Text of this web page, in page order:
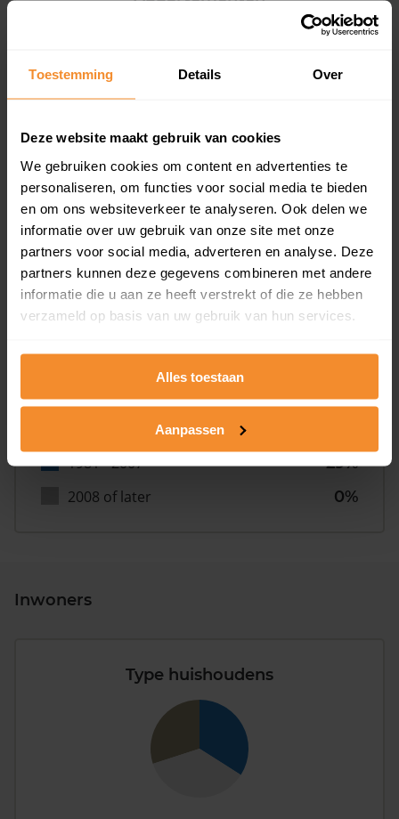
Toestemming Details Over
Deze website maakt gebruik van cookies
We gebruiken cookies om content en advertenties te
personaliseren, om functies voor social media te bieden
en om ons websiteverkeer te analyseren. Ook delen we
informatie over uw gebruik van onze site met onze
partners voor social media, adverteren en analyse. Deze
partners kunnen deze gegevens combineren met andere
informatie die u aan ze heeft verstrekt of die ze hebben
verzameld op basis van uw gebruik van hun services.
Alles toestaan
Aanpassen
aandeel van totale woningen
Bouwjaar
T/m 1945
43%
1981 - 2007
29%
2008 of later
0%
Inwoners
Type huishoudens